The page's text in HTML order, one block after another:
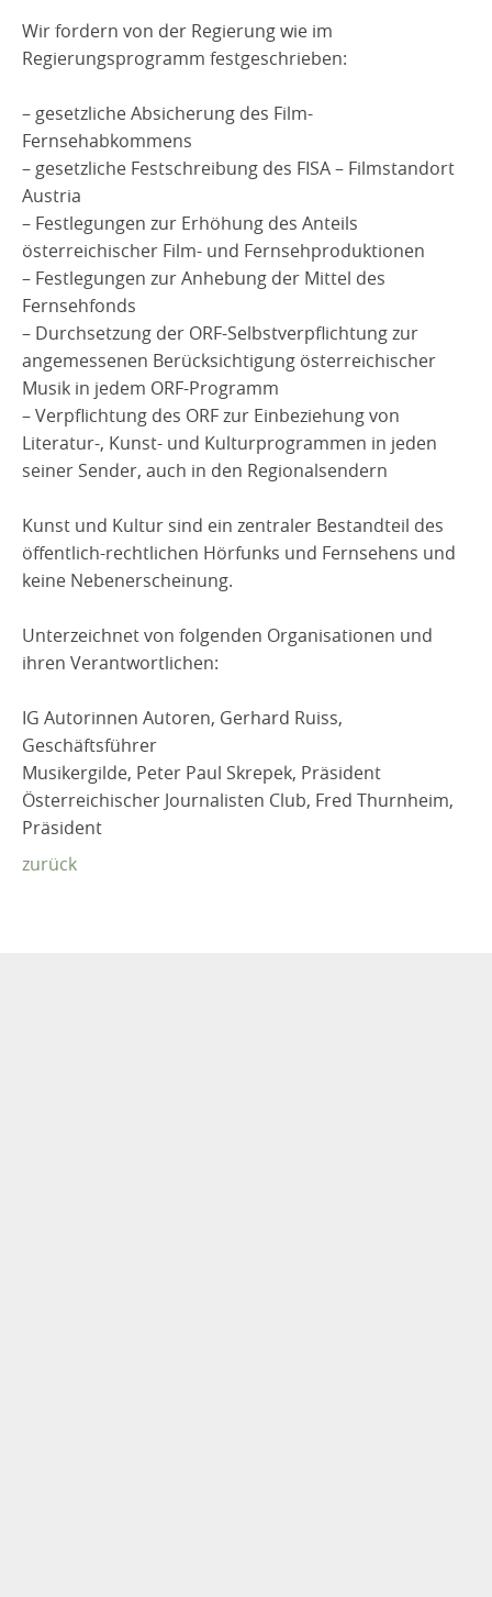
Wir fordern von der Regierung wie im
Regierungsprogramm festgeschrieben:
– gesetzliche Absicherung des Film-
Fernsehabkommens
– gesetzliche Festschreibung des FISA – Filmstandort
Austria
– Festlegungen zur Erhöhung des Anteils
österreichischer Film- und Fernsehproduktionen
– Festlegungen zur Anhebung der Mittel des
Fernsehfonds
– Durchsetzung der ORF-Selbstverpflichtung zur
angemessenen Berücksichtigung österreichischer
Musik in jedem ORF-Programm
– Verpflichtung des ORF zur Einbeziehung von
Literatur-, Kunst- und Kulturprogrammen in jeden
seiner Sender, auch in den Regionalsendern
Kunst und Kultur sind ein zentraler Bestandteil des
öffentlich-rechtlichen Hörfunks und Fernsehens und
keine Nebenerscheinung.
Unterzeichnet von folgenden Organisationen und
ihren Verantwortlichen:
IG Autorinnen Autoren, Gerhard Ruiss,
Geschäftsführer
Musikergilde, Peter Paul Skrepek, Präsident
Österreichischer Journalisten Club, Fred Thurnheim,
Präsident
zurück